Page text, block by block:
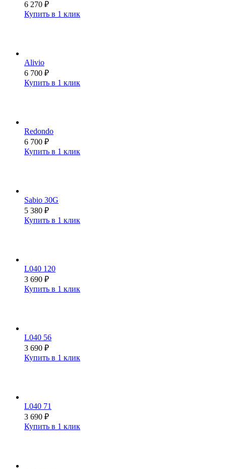
6 270 ₽
Купить в 1 клик
Alivio
6 700 ₽
Купить в 1 клик
Redondo
6 700 ₽
Купить в 1 клик
Sabio 30G
5 380 ₽
Купить в 1 клик
L040 120
3 690 ₽
Купить в 1 клик
L040 56
3 690 ₽
Купить в 1 клик
L040 71
3 690 ₽
Купить в 1 клик